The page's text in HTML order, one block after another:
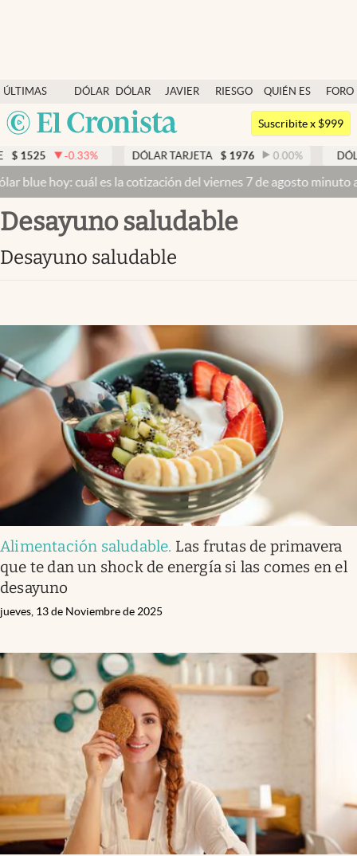
ÚLTIMAS
NOTICIAS
DÓLAR
DÓLAR
BLUE
JAVIER
RIESGO
QUIÉN ES
QUIÉN
FORO
Argentina
México
Dólar
Members
Economía y Política
Finanzas y Mercados
Mercados Online
Apertura
Infotechnology
Clase
Mundial 2026
Eventos Corporativos
Mediakit
abre en nueva pestaña
Argentina
Suscribite x $999
-0.33% DÓLAR TARJETA $ 1976 0.00% DÓLAR MEP
cuál es la cotización del viernes 7 de agosto minuto a minuto
desayuno saludable
desayuno saludable
Alimentación saludable. Las frutas de primavera
que te dan un shock de energía si las comes en el
desayuno
jueves, 13 de Noviembre de 2025